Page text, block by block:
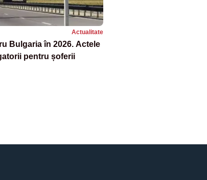
Actualitate
Bulgaria în 2026. Actele
pentru șoferii